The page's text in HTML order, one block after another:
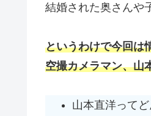
結婚された奥さんや
というわけで今回は
空撮カメラマン、山
山本直洋ってど